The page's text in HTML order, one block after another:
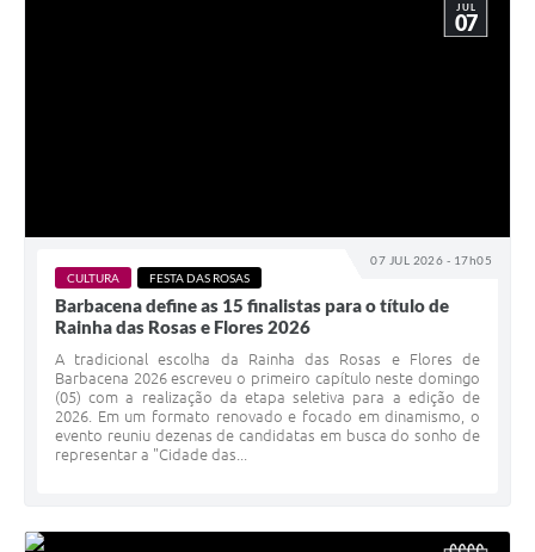
07 JUL 2026 - 17h05
JUL
07
CULTURA FESTA DAS ROSAS
Barbacena define as 15 finalistas para o título de
Rainha das Rosas e Flores 2026
A tradicional escolha da Rainha das Rosas e Flores de
Barbacena 2026 escreveu o primeiro capítulo neste domingo
(05) com a realização da etapa seletiva para a edição de
2026. Em um formato renovado e focado em dinamismo, o
evento reuniu dezenas de candidatas em busca do sonho de
representar a "Cidade das...